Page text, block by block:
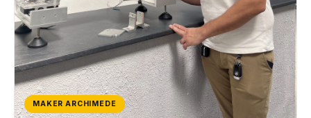
MAKER ARCHIMEDE